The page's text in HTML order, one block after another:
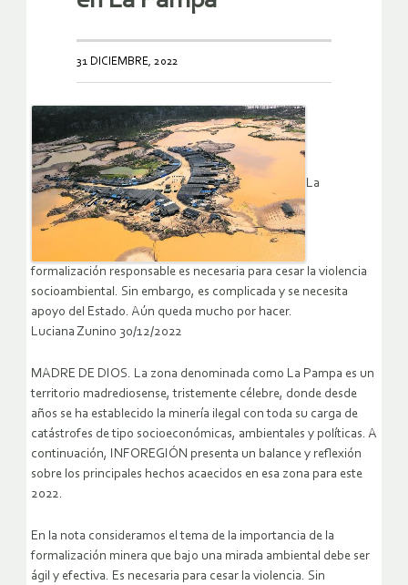
31 DICIEMBRE, 2022
La
formalización responsable es necesaria para cesar la violencia
socioambiental. Sin embargo, es complicada y se necesita
apoyo del Estado. Aún queda mucho por hacer.
Luciana Zunino 30/12/2022
MADRE DE DIOS. La zona denominada como La Pampa es un
territorio madrediosense, tristemente célebre, donde desde
años se ha establecido la minería ilegal con toda su carga de
catástrofes de tipo socioeconómicas, ambientales y políticas. A
continuación, INFOREGIÓN presenta un balance y reflexión
sobre los principales hechos acaecidos en esa zona para este
2022.
En la nota consideramos el tema de la importancia de la
formalización minera que bajo una mirada ambiental debe ser
ágil y efectiva. Es necesaria para cesar la violencia. Sin